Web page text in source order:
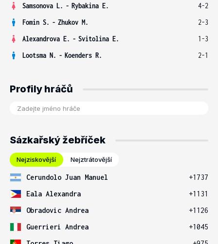
Samsonova L. - Rybakina E.
4-2
Fomin S. - Zhukov M.
2-3
Alexandrova E. - Svitolina E.
1-3
Lootsma N. - Koenders R. 2-1
Profily hráčů
Sázkařský žebříček
Nejziskovější Nejztrátovější
Cerundolo Juan Manuel
+1737
Eala Alexandra
+1131
Obradovic Andrea
+1126
Guerrieri Andrea
+1045